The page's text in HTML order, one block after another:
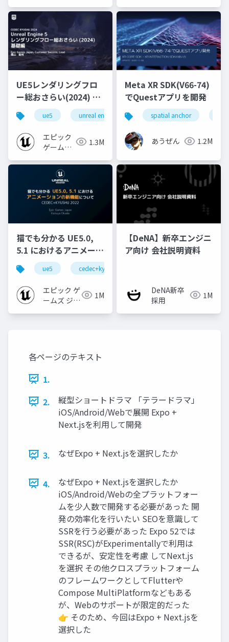
UE5レンダリングフロ
ー総おさらい(2024) 基
礎編！
[CEDEC+KYUSHU
2024]
ue5 unreal engine ue-rendering
エピック
ゲームズ
1.3M
Meta XR SDK(V66-74)
でQuestアプリを開発
spatial anchor
あうぜん 1.2M
猫でも分かる UE5.0,
5.1 におけるアニメーシ
ョンの新機能について
【CEDEC+KYUSHU
2022】
ue5 cedec+kyushu
エピック ゲ
ームズ ジャ
1M
【DeNA】新卒エンジニ
ア向け 会社説明資料
DeNA新卒
採用
1M
各ページのテキスト
1.
2.
縦型ショートドラマ 「テラードラマ」
iOS/Android/Webで展開 Expo +
Next.jsを利用して開発
3. なぜExpo + Next.jsを選択したか
4.
なぜExpo + Next.jsを選択したか
iOS/Android/Webの全プラットフォー
ムを少人数で開発する必要があった 開
発の効率化を行いたい SEOを意識して
SSRを行う必要があった Expo 52では
SSR(RSC)がExperimentallyで利用は
できるが、安定性を考慮 してNext.js
を選択 その他クロスプラットフォーム
のフレームワークとしてFlutterや
Compose MultiPlatformなどもある
が、Webのサポートが限定的だった
👉 そのため、今回はExpo + Next.jsを
選択した